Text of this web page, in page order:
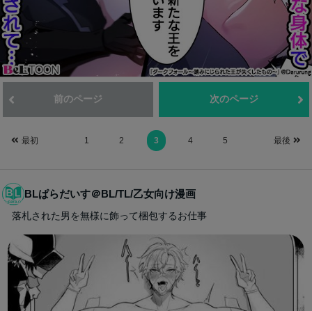
前のページ 次のページ
最初 1 2 3 4 5 最後
BLぱらだいす＠BL/TL/乙女向け漫画
落札された男を無様に飾って梱包するお仕事